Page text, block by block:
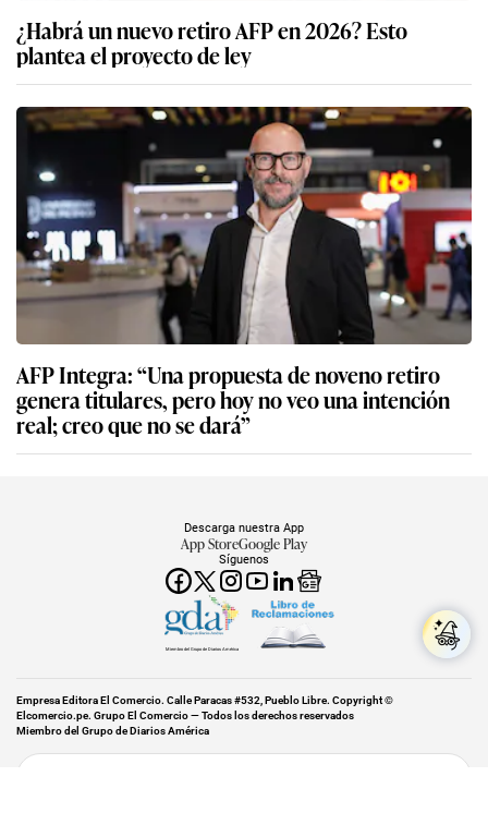
¿Habrá un nuevo retiro AFP en 2026? Esto
plantea el proyecto de ley
AFP Integra: “Una propuesta de noveno retiro
genera titulares, pero hoy no veo una intención
real; creo que no se dará”
Síguenos
Descarga nuestra App
App StoreGoogle Play
Miembro del Grupo de Diarios América
Empresa Editora El Comercio. Calle Paracas #532, Pueblo Libre. Copyright ©
Elcomercio.pe. Grupo El Comercio — Todos los derechos reservados
Miembro del Grupo de Diarios América